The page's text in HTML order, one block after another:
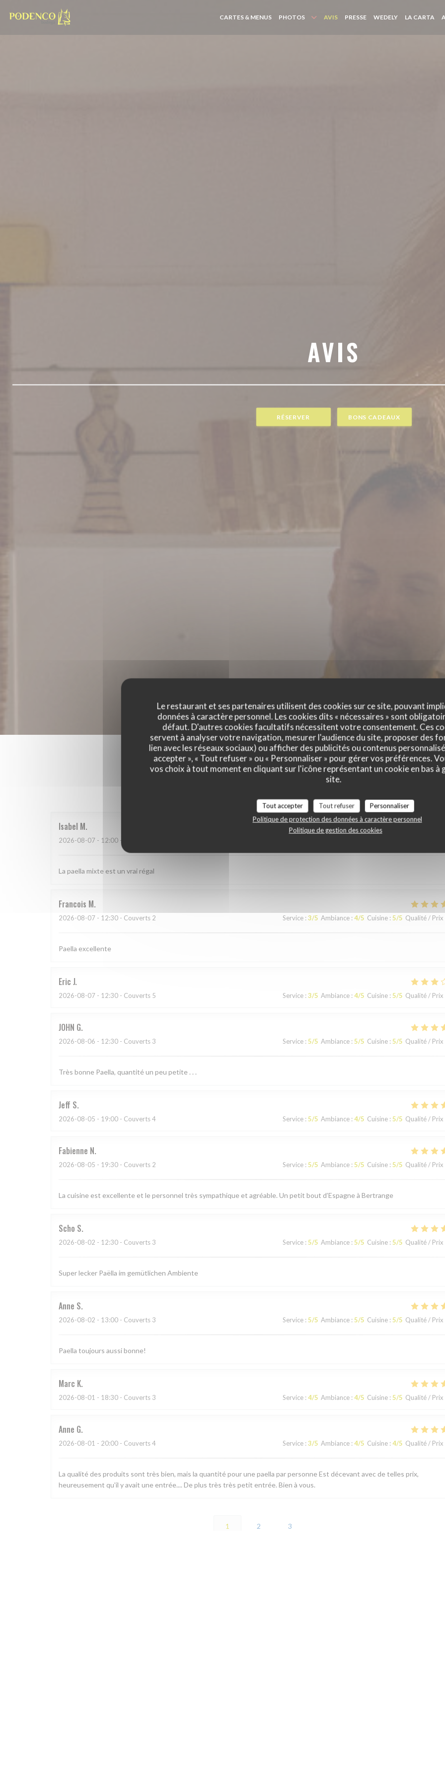
Le restaurant et ses partenaires utilisent des cookies sur ce site, pouvant
données à caractère personnel. Les cookies dits « nécessaires » sont
défaut. D'autres cookies facultatifs nécessitent votre consentement. Ces
servent à analyser votre navigation, mesurer l'audience du site, proposer des
lien avec les réseaux sociaux) ou afficher des publicités ou contenus
accepter », « Tout refuser » ou « Personnaliser » pour gérer vos préférences.
vos choix à tout moment en cliquant sur l'icône représentant un cookie en bas à
site.
Tout accepter Tout refuser
Personnaliser
Politique de protection des données à caractère personnel
Politique de gestion des cookies
CARTES & MENUS PHOTOS AVIS PRESSE WEDELY((OUVRE UNE
LA CARTA
AVIS
RÉSERVER BONS CADEAUX
Les avis de nos clients
Isabel M
2026-08-07 - 12:00 - Couverts 9
La paella mixte est un vrai régal
Francois M
2026-08-07 - 12:30 - Couverts 2 Service : 3/5 Ambiance : 4/5 Cuisine : 5/5 Qualité / Prix
Paella excellente
Eric J
2026-08-07 - 12:30 - Couverts 5 Service : 3/5 Ambiance : 4/5 Cuisine : 5/5 Qualité / Prix
JOHN G
2026-08-06 - 12:30 - Couverts 3 Service : 5/5 Ambiance : 5/5 Cuisine : 5/5 Qualité / Prix
Très bonne Paella, quantité un peu petite . . .
Jeff S
2026-08-05 - 19:00 - Couverts 4 Service : 5/5 Ambiance : 4/5 Cuisine : 5/5 Qualité / Prix
Fabienne N
2026-08-05 - 19:30 - Couverts 2 Service : 5/5 Ambiance : 5/5 Cuisine : 5/5 Qualité / Prix
La cuisine est excellente et le personnel très sympathique et agréable. Un petit bout d’Espagne à Bertrange
Scho S
2026-08-02 - 12:30 - Couverts 3 Service : 5/5 Ambiance : 5/5 Cuisine : 5/5 Qualité / Prix
Super lecker Paëlla im gemütlichen Ambiente
Anne S
2026-08-02 - 13:00 - Couverts 3 Service : 5/5 Ambiance : 5/5 Cuisine : 5/5 Qualité / Prix
Paella toujours aussi bonne!
Marc K
2026-08-01 - 18:30 - Couverts 3 Service : 4/5 Ambiance : 4/5 Cuisine : 5/5 Qualité / Prix
Anne G
2026-08-01 - 20:00 - Couverts 4 Service : 3/5 Ambiance : 4/5 Cuisine : 4/5 Qualité / Prix
La qualité des produits sont très bien, mais la quantité pour une paella par personne Est décevant avec de telles prix,
heureusement qu'il y avait une entrée.... De plus très très petit entrée. Bien à vous.
1 2 3